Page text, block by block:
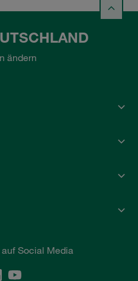
ändern
auf Social Media